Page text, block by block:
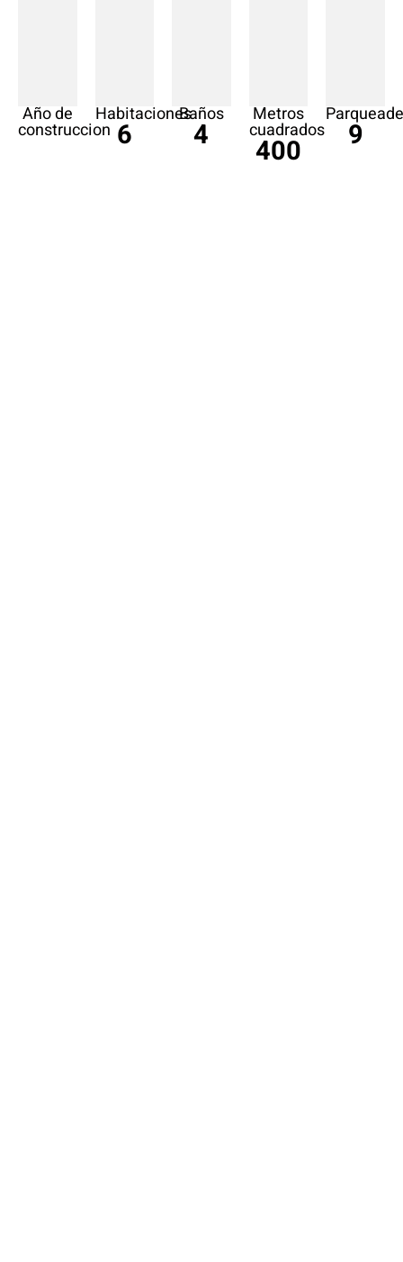
Año de
construccion
Habitaciones
6
Baños
4
Metros
cuadrados
400 9